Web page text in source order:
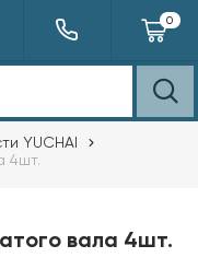
0
YUCHAI
4шт.
вала 4шт.